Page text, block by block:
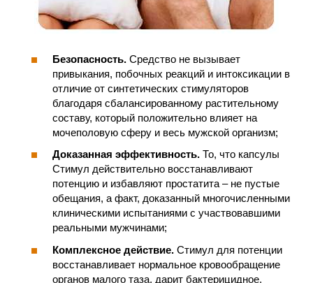
Безопасность. Средство не вызывает
привыкания, побочных реакций и интоксикации в
отличие от синтетических стимуляторов
благодаря сбалансированному растительному
составу, который положительно влияет на
мочеполовую сферу и весь мужской организм;
Доказанная эффективность. То, что капсулы
Стимул действительно восстанавливают
потенцию и избавляют простатита – не пустые
обещания, а факт, доказанный многочисленными
клиническими испытаниями с участвовавшими
реальными мужчинами;
Комплексное действие. Стимул для потенции
восстанавливает нормальное кровообращение
органов малого таза, дарит бактерицидное,